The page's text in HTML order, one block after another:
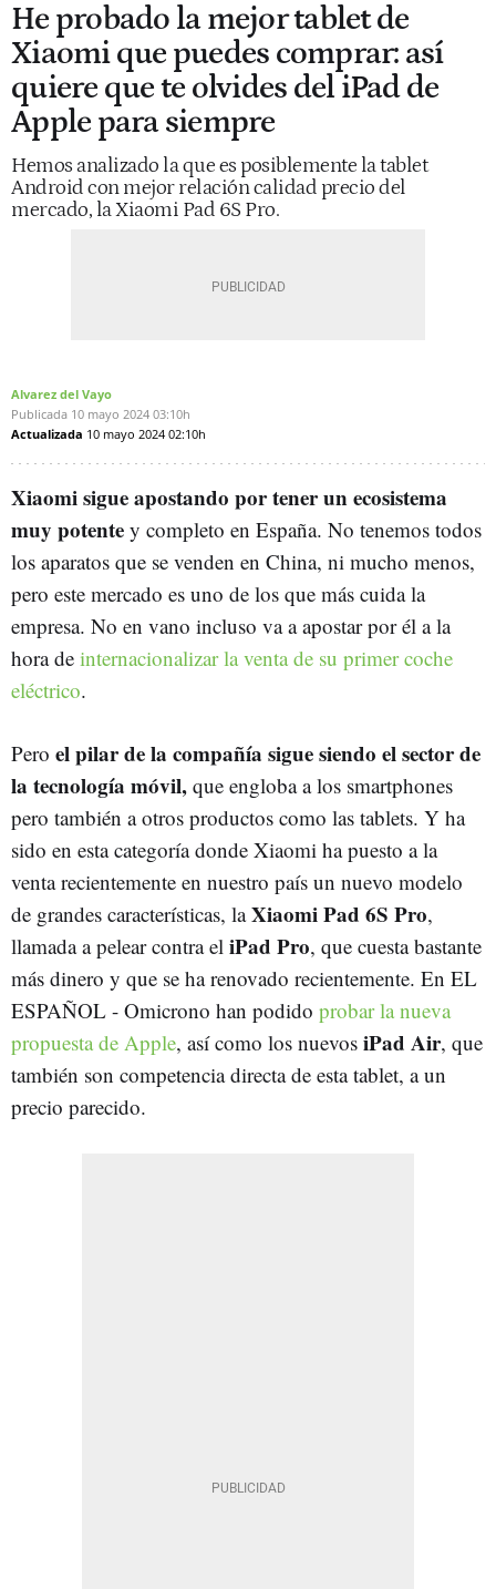
He probado la mejor tablet de
Xiaomi que puedes comprar: así
quiere que te olvides del iPad de
Apple para siempre
Hemos analizado la que es posiblemente la tablet
Android con mejor relación calidad precio del
mercado, la Xiaomi Pad 6S Pro.
Alvarez del Vayo
Publicada 10 mayo 2024 03:10h
Actualizada 10 mayo 2024 02:10h
Xiaomi sigue apostando por tener un ecosistema
muy potente y completo en España. No tenemos todos
los aparatos que se venden en China, ni mucho menos,
pero este mercado es uno de los que más cuida la
empresa. No en vano incluso va a apostar por él a la
hora de internacionalizar la venta de su primer coche
eléctrico.
Pero el pilar de la compañía sigue siendo el sector de
la tecnología móvil, que engloba a los smartphones
pero también a otros productos como las tablets. Y ha
sido en esta categoría donde Xiaomi ha puesto a la
venta recientemente en nuestro país un nuevo modelo
de grandes características, laXiaomi Pad 6S Pro,
llamada a pelear contra el iPad Pro, que cuesta bastante
más dinero y que se ha renovado recientemente. En EL
ESPAÑOL - Omicrono han podido probar la nueva
propuesta de Apple, así como los nuevos iPad Air, que
también son competencia directa de esta tablet, a un
precio parecido.